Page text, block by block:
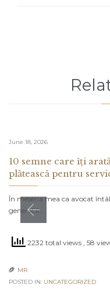
June 18, 2026
10 semne care îți
plătească pentru
În meseria mea ca avocat
general îi…
2232 total views , 58
 MR
POSTED IN: UNCATEGORIZED